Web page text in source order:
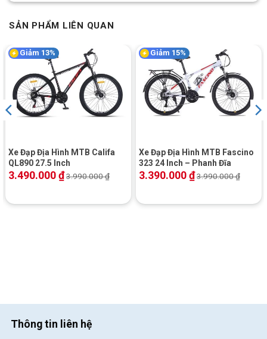
Căm/Spokes Giant P-R2 Disc wheelset
Đùm/Hubs
CÁC BỘ PHẬN
Yên/Saddle Giant Approach
Cốt
Giant D-fuse, composite, 14mm offset
Bàn đạp/Pedals Platform
Pô tăng/Stem Giant Contact
Giant Connect
và vẫn đang vân phân về nơi bán, hãy đến ngay với cửa hàngXe
SẢN PHẨM LIÊN QUAN
Giảm 13%
Xe Đạp Địa Hình MTB Califa
QL890 27.5 Inch
3.490.000₫3.990.000₫
Giảm 15%
Xe Đạp Địa Hình MTB Fascino
323 24 Inch – Phanh Đĩa
3.390.000₫3.990.000₫
Thông tin liên hệ